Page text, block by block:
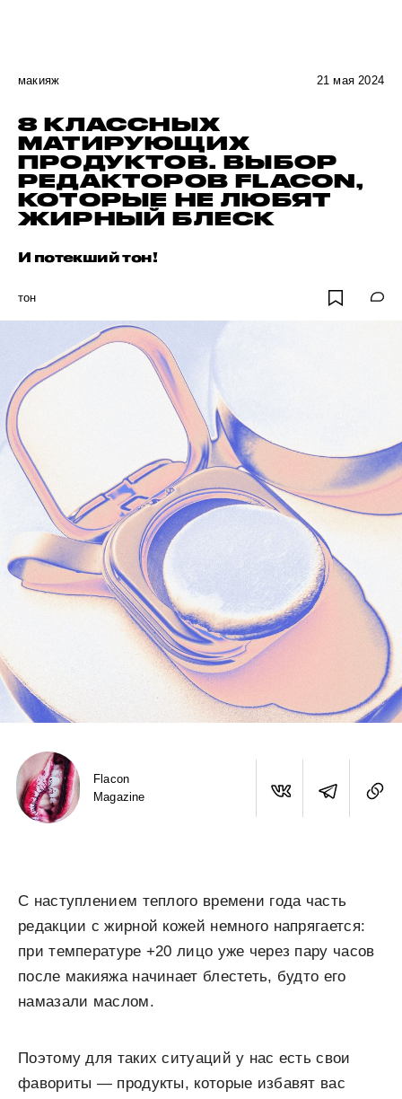
макияж 21 мая 2024
8 КЛАССНЫХ
МАТИРУЮЩИХ
ПРОДУКТОВ. ВЫБОР
РЕДАКТОРОВ FLACON,
КОТОРЫЕ НЕ ЛЮБЯТ
ЖИРНЫЙ БЛЕСК
И потекший тон!
тон
Flacon
Magazine
С наступлением теплого времени года часть
редакции с жирной кожей немного напрягается:
при температуре +20 лицо уже через пару часов
после макияжа начинает блестеть, будто его
намазали маслом.
Поэтому для таких ситуаций у нас есть свои
фавориты — продукты, которые избавят вас